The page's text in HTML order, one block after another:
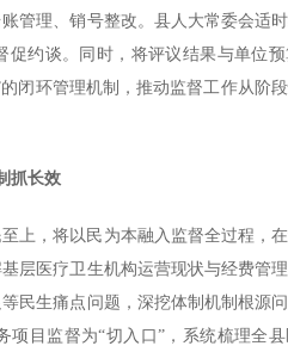
管理、销号整改。县人大常委会适
约谈。同时，将评议结果与单位
环管理机制，推动监督工作从阶
抓长效
上，将以民为本融入监督全过程，
层医疗卫生机构运营现状与经费管
民生痛点问题，深挖体制机制根源
目监督为“切入口”，系统梳理全